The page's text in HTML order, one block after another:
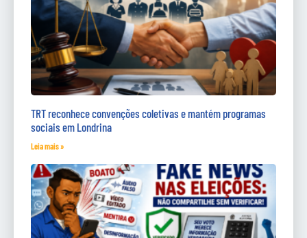
TRT reconhece convenções coletivas e mantém programas
sociais em Londrina
Leia mais »